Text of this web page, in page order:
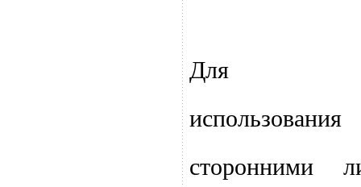
Для
сторонними